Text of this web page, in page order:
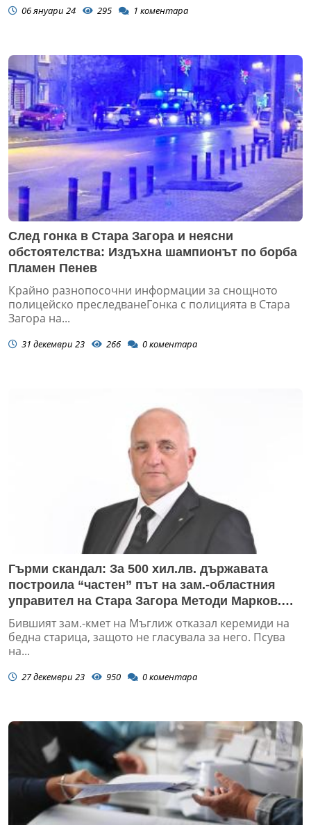
06 януари 24 295 1 коментара
След гонка в Стара Загора и неясни
обстоятелства: Издъхна шампионът по борба
Пламен Пенев
Крайно разнопосочни информации за снощното
полицейско преследванеГонка с полицията в Стара
Загора на...
31 декември 23 266 0коментара
Гърми скандал: За 500 хил.лв. държавата
построила “частен” път на зам.-областния
управител на Стара Загора Методи Марков.
Той си купил 25 дка общинска земя на цената
на iPhone 15
Бившият зам.-кмет на Мъглиж отказал керемиди на
бедна старица, защото не гласувала за него. Псува
на...
27 декември 23 950 0коментара